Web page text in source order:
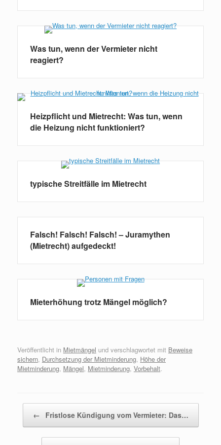
Was tun, wenn der Vermieter nicht
reagiert?
Heizpflicht und Mietrecht: Was tun, wenn
die Heizung nicht funktioniert?
typische Streitfälle im Mietrecht
Falsch! Falsch! Falsch! – Juramythen
(Mietrecht) aufgedeckt!
Mieterhöhung trotz Mängel möglich?
Veröffentlicht in Mietmängel und verschlagwortet mit Beweise
sichern, Durchsetzung der Mietminderung, Höhe der
Mietminderung, Mängel, Mietminderung, Vorbehalt.
← Fristlose Kündigung vom Vermieter: Das…